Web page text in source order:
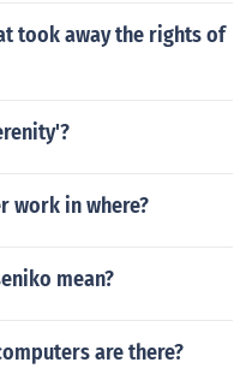
took away the rights of
work in where?
mean?
are there?